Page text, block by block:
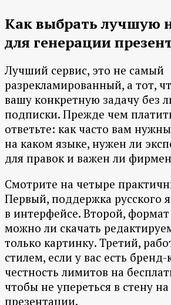
Как выбрать лучшую
для генерации
Лучший сервис, это не самый
разрекламированный, а тот,
вашу конкретную задачу без
подписки. Прежде чем
ответьте: как часто вам
на каком языке, нужен ли
для правок и важен ли
Смотрите на четыре
Первый, поддержка русского
в интерфейсе. Второй, формат
можно ли скачать
только картинку. Третий,
стилем, если у вас есть
честность лимитов на
чтобы не упереться в стену
презентации.